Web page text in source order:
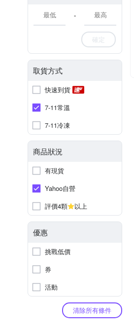
-
確定
取貨方式
快速到貨
7-11常溫
7-11冷凍
商品狀況
有現貨
Yahoo自營
評價4顆
以上
優惠
挑戰低價
券
活動
清除所有條件